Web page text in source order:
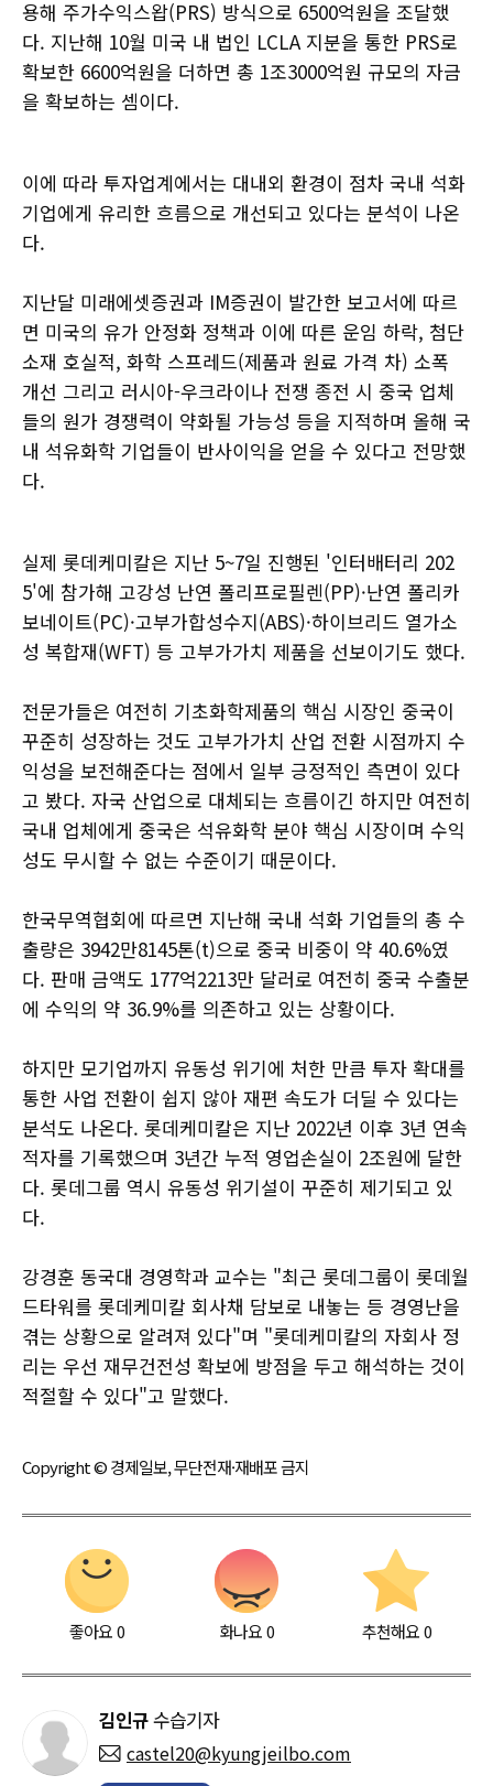
용해 주가수익스왑(PRS) 방식으로 6500억원을 조달했
다. 지난해 10월 미국 내 법인 LCLA 지분을 통한 PRS로
확보한 6600억원을 더하면 총 1조3000억원 규모의 자금
을 확보하는 셈이다.
이에 따라 투자업계에서는 대내외 환경이 점차 국내 석화
기업에게 유리한 흐름으로 개선되고 있다는 분석이 나온
다.
지난달 미래에셋증권과 IM증권이 발간한 보고서에 따르
면 미국의 유가 안정화 정책과 이에 따른 운임 하락, 첨단
소재 호실적, 화학 스프레드(제품과 원료 가격 차) 소폭
개선 그리고 러시아-우크라이나 전쟁 종전 시 중국 업체
들의 원가 경쟁력이 약화될 가능성 등을 지적하며 올해 국
내 석유화학 기업들이 반사이익을 얻을 수 있다고 전망했
다.
실제 롯데케미칼은 지난 5~7일 진행된 '인터배터리 202
5'에 참가해 고강성 난연 폴리프로필렌(PP)·난연 폴리카
보네이트(PC)·고부가합성수지(ABS)·하이브리드 열가소
성 복합재(WFT) 등 고부가가치 제품을 선보이기도 했다.
전문가들은 여전히 기초화학제품의 핵심 시장인 중국이
꾸준히 성장하는 것도 고부가가치 산업 전환 시점까지 수
익성을 보전해준다는 점에서 일부 긍정적인 측면이 있다
고 봤다. 자국 산업으로 대체되는 흐름이긴 하지만 여전히
국내 업체에게 중국은 석유화학 분야 핵심 시장이며 수익
성도 무시할 수 없는 수준이기 때문이다.
한국무역협회에 따르면 지난해 국내 석화 기업들의 총 수
출량은 3942만8145톤(t)으로 중국 비중이 약 40.6%였
다. 판매 금액도 177억2213만 달러로 여전히 중국 수출분
에 수익의 약 36.9%를 의존하고 있는 상황이다.
하지만 모기업까지 유동성 위기에 처한 만큼 투자 확대를
통한 사업 전환이 쉽지 않아 재편 속도가 더딜 수 있다는
분석도 나온다. 롯데케미칼은 지난 2022년 이후 3년 연속
적자를 기록했으며 3년간 누적 영업손실이 2조원에 달한
다. 롯데그룹 역시 유동성 위기설이 꾸준히 제기되고 있
다.
강경훈 동국대 경영학과 교수는 "최근 롯데그룹이 롯데월
드타워를 롯데케미칼 회사채 담보로 내놓는 등 경영난을
겪는 상황으로 알려져 있다"며 "롯데케미칼의 자회사 정
리는 우선 재무건전성 확보에 방점을 두고 해석하는 것이
적절할 수 있다"고 말했다.
Copyright © 경제일보, 무단전재·재배포 금지
좋아요0 화나요0 추천해요 0
김인규수습기자
castel20@kyungjeilbo.com